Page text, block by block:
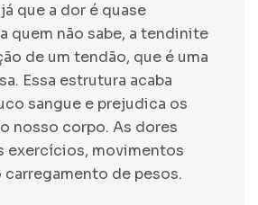
que a dor é quase
quem não sabe, a tendinite
de um tendão, que é uma
Essa estrutura acaba
sangue e prejudica os
nosso corpo. As dores
exercícios, movimentos
de pesos.